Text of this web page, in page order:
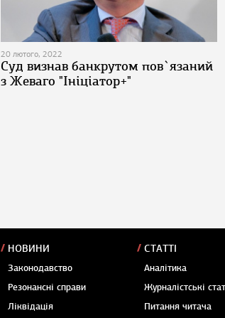
20 лютого, 2022
Суд визнав банкрутом пов`язаний
з Жеваго "Ініціатор+"
НОВИНИ
Законодавство
Резонансні справи
Ліквідація
СТАТТІ
Аналітика
Журналістські
Питання читача